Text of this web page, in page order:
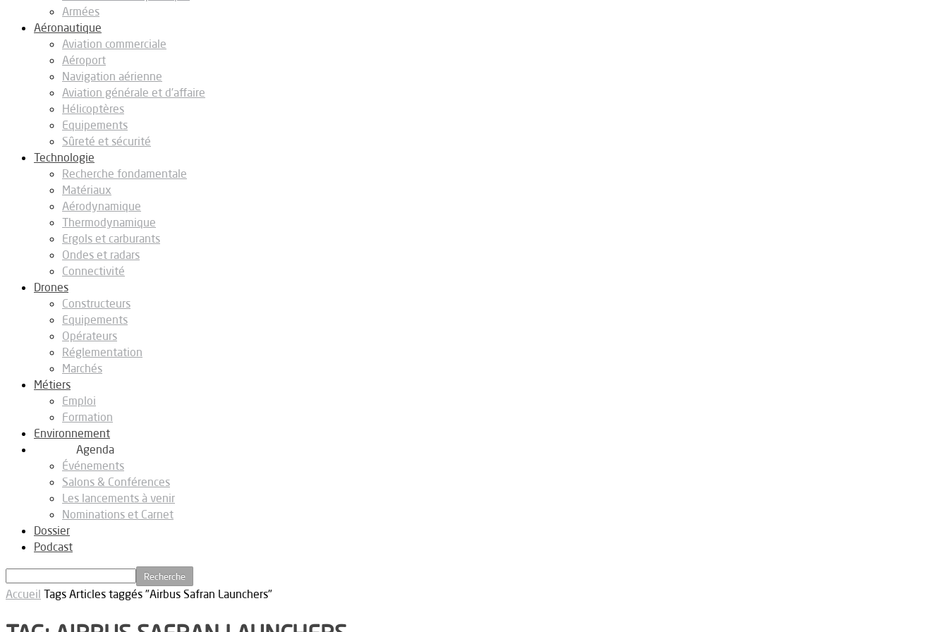
Armées
Aéronautique
Aviation commerciale
Aéroport
Navigation aérienne
Aviation générale et d’affaire
Hélicoptères
Equipements
Sûreté et sécurité
Technologie
Recherche fondamentale
Matériaux
Aérodynamique
Thermodynamique
Ergols et carburants
Ondes et radars
Connectivité
Drones
Constructeurs
Equipements
Opérateurs
Réglementation
Marchés
Métiers
Emploi
Formation
Environnement
Agenda
Événements
Salons & Conférences
Les lancements à venir
Nominations et Carnet
Dossier
Podcast
Accueil Tags Articles taggés "Airbus Safran Launchers"